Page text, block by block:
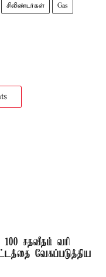
சிலிண்டர்கள் Gas
100 சதவீதம் வரி
வேகப்படுத்திய